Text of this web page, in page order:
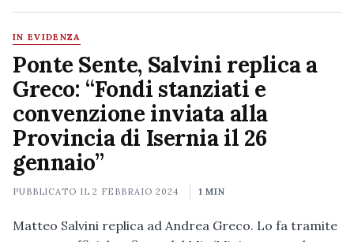
IN EVIDENZA
Ponte Sente, Salvini replica a
Greco: “Fondi stanziati e
convenzione inviata alla
Provincia di Isernia il 26
gennaio”
PUBBLICATO IL2 FEBBRAIO 2024 1 MIN
Matteo Salvini replica ad Andrea Greco. Lo fa tramite